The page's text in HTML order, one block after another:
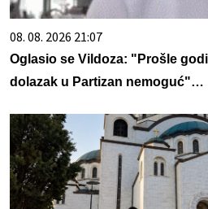
08. 08. 2026 21:07
Oglasio se Vildoza: "Prošle
dolazak u Partizan nemoguć"…